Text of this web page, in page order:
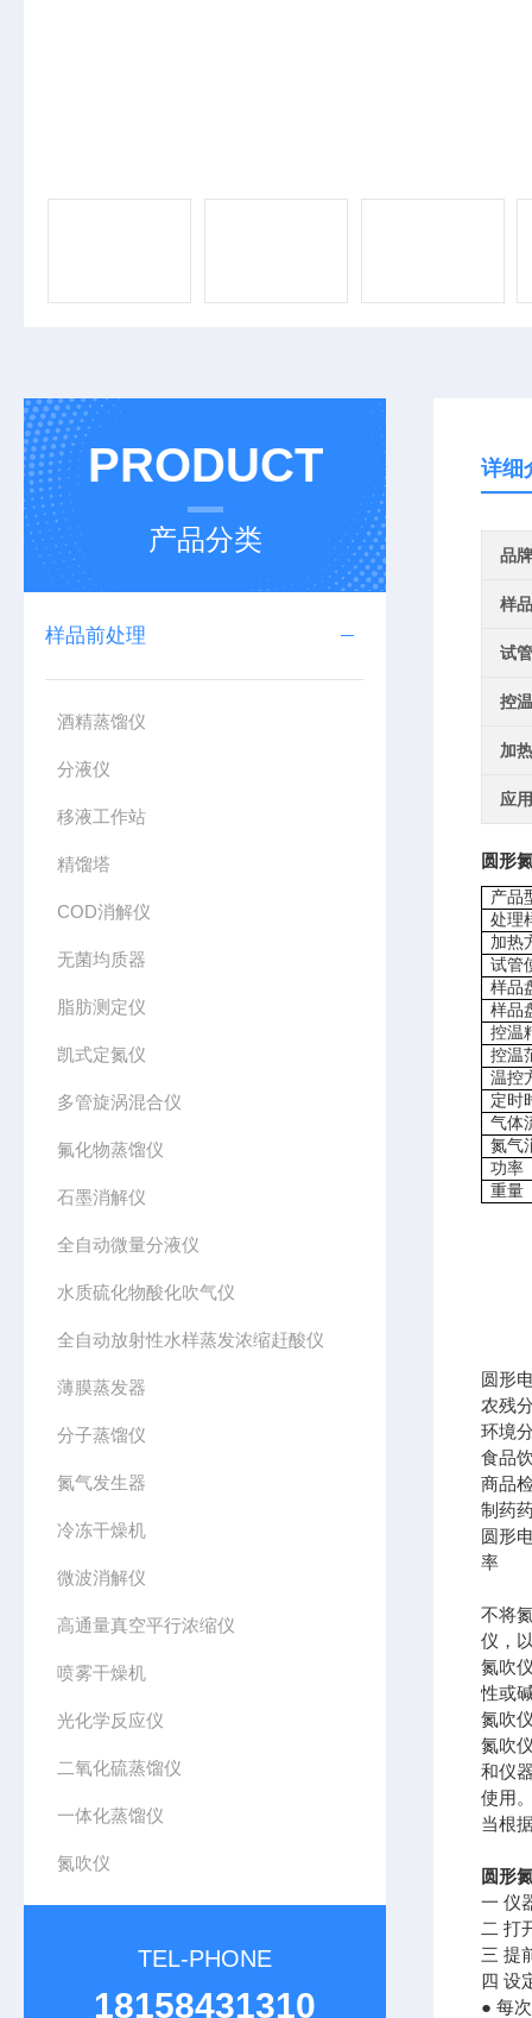
PRODUCT
产品分类
样品前处理
酒精蒸馏仪
分液仪
移液工作站
精馏塔
COD消解仪
无菌均质器
脂肪测定仪
凯式定氮仪
多管旋涡混合仪
氟化物蒸馏仪
石墨消解仪
全自动微量分液仪
水质硫化物酸化吹气仪
全自动放射性水样蒸发浓缩赶酸仪
薄膜蒸发器
分子蒸馏仪
氮气发生器
冷冻干燥机
微波消解仪
高通量真空平行浓缩仪
喷雾干燥机
光化学反应仪
二氧化硫蒸馏仪
一体化蒸馏仪
氮吹仪
TEL-PHONE
18158431310
详细
品牌
样
试
控
加
应
圆形
产品
处理
加热
试管
样品
样品
控温
控温
温控
定时
气体
氮气
功率
重量
圆形
农残
环境
食品
商品
制药
圆形
率
不将
仪，
氮吹
性或
氮吹
氮吹
和仪
使用
当根
圆形
一 仪
二 打
三 提
四 设
● 每